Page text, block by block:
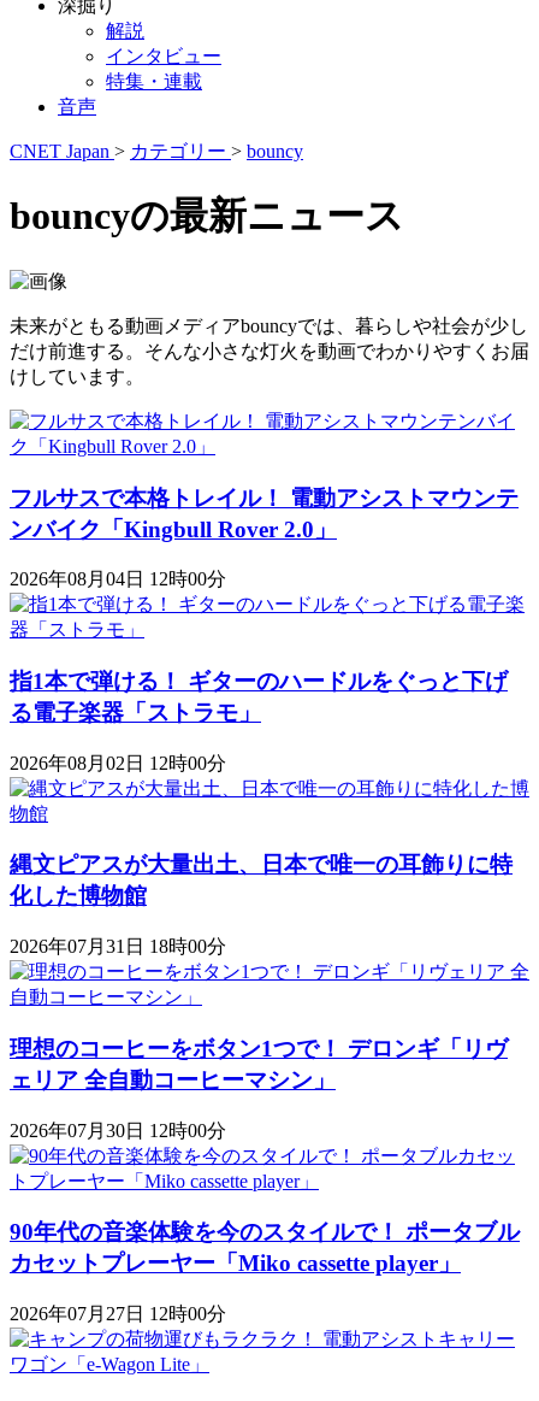
深掘り
解説
インタビュー
特集・連載
音声
CNET Japan > カテゴリー > bouncy
bouncyの最新ニュース
未来がともる動画メディアbouncyでは、暮らしや社会が少し
だけ前進する。そんな小さな灯火を動画でわかりやすくお届
けしています。
フルサスで本格トレイル！ 電動アシストマウンテ
ンバイク「Kingbull Rover 2.0」
2026年08月04日 12時00分
指1本で弾ける！ ギターのハードルをぐっと下げ
る電子楽器「ストラモ」
2026年08月02日 12時00分
縄文ピアスが大量出土、日本で唯一の耳飾りに特
化した博物館
2026年07月31日 18時00分
理想のコーヒーをボタン1つで！ デロンギ「リヴ
ェリア 全自動コーヒーマシン」
2026年07月30日 12時00分
90年代の音楽体験を今のスタイルで！ ポータブル
カセットプレーヤー「Miko cassette player」
2026年07月27日 12時00分